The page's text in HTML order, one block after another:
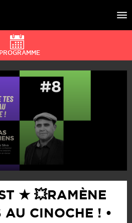
L’AFFICHE
DU CINÉ
PRATIQUE
AUX IMAGES
PROGRAMME
★ 💥RAMÈNE
AU CINOCHE ! •